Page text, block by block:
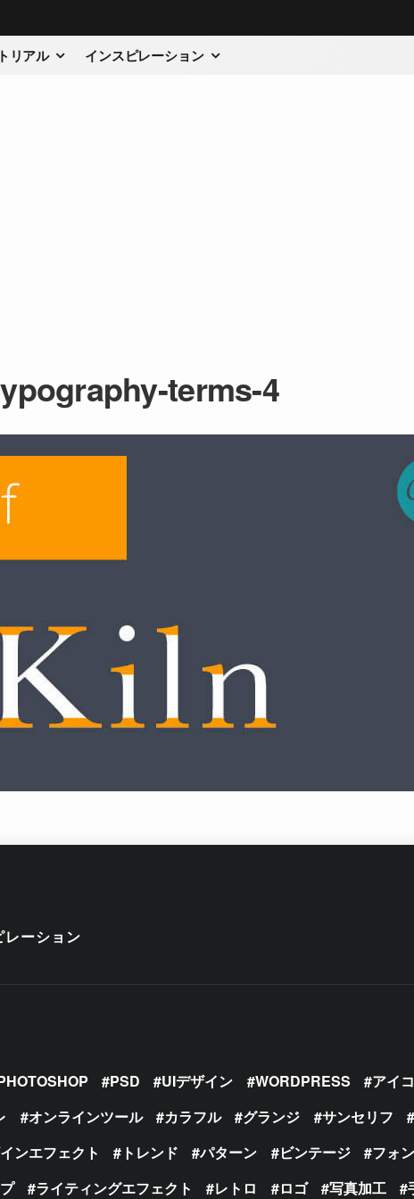
リアル インスピレーション
terms-4
レーション
PSD UIデザイン WORDPRESS アイ
オンラインツール カラフル グランジ サンセリフ
ンエフェクト トレンド パターン ビンテージ フォ
ライティングエフェクト レトロ ロゴ 写真加工